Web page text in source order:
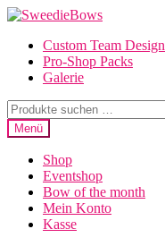
Zur
springen
Zum
springenCustom Team Design
Pro-Shop Packs
Galerie
Suche
nach:
Menü
Shop
Eventshop
Bow of the month
Mein Konto
Kasse